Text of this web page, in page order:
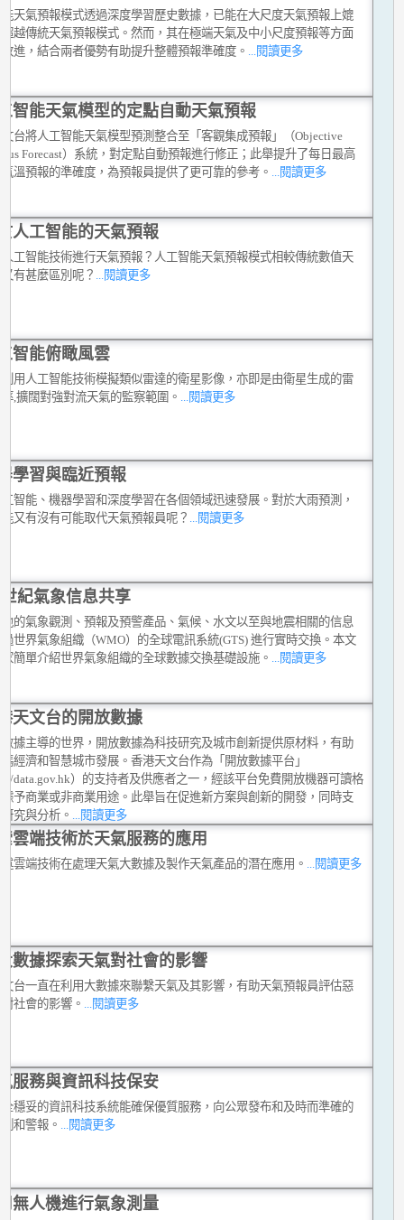
天氣預報模式透過深度學習歷史數據，已能在大尺度天氣預報上媲
越傳統天氣預報模式。然而，其在極端天氣及中小尺度預報等方面
進，結合兩者優勢有助提升整體預報準確度。
...閱讀更多
智能天氣模型的定點自動天氣預報
台將人工智能天氣模型預測整合至「客觀集成預報」（Objective
Forecast）系統，對定點自動預報進行修正；此舉提升了每日最高
溫預報的準確度，為預報員提供了更可靠的參考。
...閱讀更多
人工智能的天氣預報
工智能技術進行天氣預報？人工智能天氣預報模式相較傳統數值天
有甚麼區別呢？ ...閱讀更多
智能俯瞰風雲
用人工智能技術模擬類似雷達的衛星影像，亦即是由衛星生成的雷
,擴闊對強對流天氣的監察範圍。
...閱讀更多
學習與臨近預報
智能、機器學習和深度學習在各個領域迅速發展。對於大雨預測，
又有沒有可能取代天氣預報員呢？ ...閱讀更多
紀氣象信息共享
的氣象觀測、預報及預警產品、氣候、水文以至與地震相關的信息
世界氣象組織（WMO）的全球電訊系統(GTS) 進行實時交換。本文
簡單介紹世界氣象組織的全球數據交換基礎設施。
...閱讀更多
天文台的開放數據
據主導的世界，開放數據為科技研究及城市創新提供原材料，有助
經濟和智慧城市發展。香港天文台作為「開放數據平台」
data.gov.hk）的支持者及供應者之一，經該平台免費開放機器可讀格
予商業或非商業用途。此舉旨在促進新方案與創新的開發，同時支
究與分析。
...閱讀更多
雲端技術於天氣服務的應用
雲端技術在處理天氣大數據及製作天氣產品的潛在應用。 ...閱讀更多
數據探索天氣對社會的影響
台一直在利用大數據來聯繫天氣及其影響，有助天氣預報員評估惡
社會的影響。
...閱讀更多
服務與資訊科技保安
穩妥的資訊科技系統能確保優質服務，向公眾發布和及時而準確的
和警報。 ...閱讀更多
無人機進行氣象測量